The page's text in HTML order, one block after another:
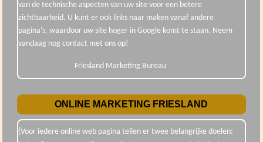
van de technische aspecten van uw site voor een betere
zichtbaarheid. U kunt er ook links naar maken vanaf andere
pagina's, waardoor uw site hoger in Google komt te staan. Neem
vandaag nog contact met ons op!
Friesland Marketing Bureau
ONLINE MARKETING FRIESLAND
{Voor iedere online web pagina tellen er twee belangrijke doelen: